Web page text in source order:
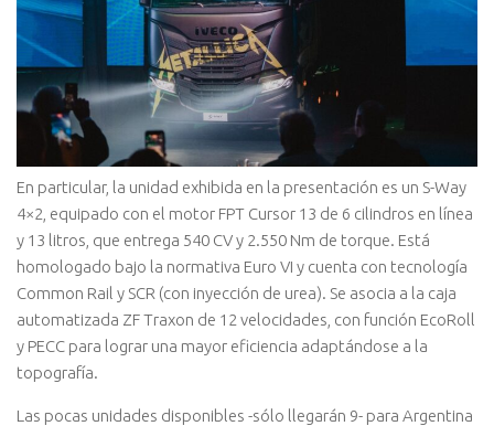
En particular, la unidad exhibida en la presentación es un S-Way
4×2, equipado con el motor FPT Cursor 13 de 6 cilindros en línea
y 13 litros, que entrega 540 CV y 2.550 Nm de torque. Está
homologado bajo la normativa Euro VI y cuenta con tecnología
Common Rail y SCR (con inyección de urea). Se asocia a la caja
automatizada ZF Traxon de 12 velocidades, con función EcoRoll
y PECC para lograr una mayor eficiencia adaptándose a la
topografía.
Las pocas unidades disponibles -sólo llegarán 9- para Argentina